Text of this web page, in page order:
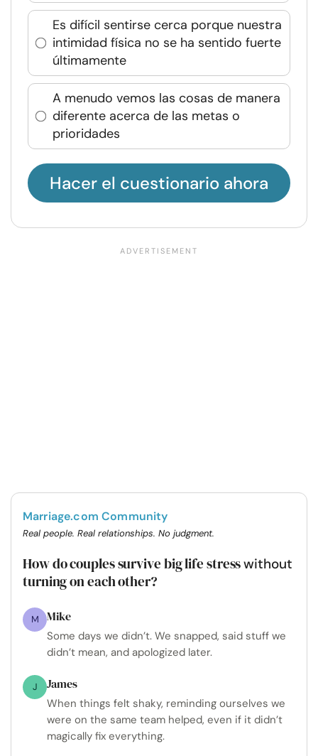
Es difícil sentirse cerca porque nuestra
intimidad física no se ha sentido fuerte
últimamente
A menudo vemos las cosas de manera
diferente acerca de las metas o
prioridades
Hacer el cuestionario ahora
Marriage.com Community
Real people. Real relationships. No judgment.
How do couples survive big life stresswithout
turning on each other?
M Mike
Some days we didn’t. We snapped, said stuff we
didn’t mean, and apologized later.
J James
When things felt shaky, reminding ourselves we
were on the same team helped, even if it didn’t
magically fix everything.